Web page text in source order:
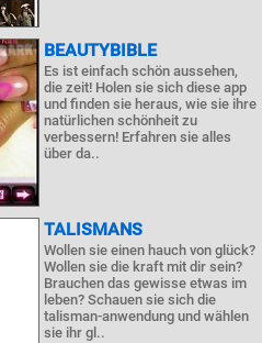
BEAUTYBIBLE
Es ist einfach schön aussehen,
die zeit! Holen sie sich diese app
und finden sie heraus, wie sie ihre
natürlichen schönheit zu
verbessern! Erfahren sie alles
über da..
TALISMANS
Wollen sie einen hauch von glück?
Wollen sie die kraft mit dir sein?
Brauchen das gewisse etwas im
leben? Schauen sie sich die
talisman-anwendung und wählen
sie ihr gl..